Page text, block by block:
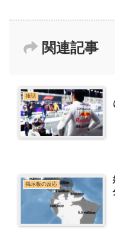
関連記事
挿話
掲示板の反応